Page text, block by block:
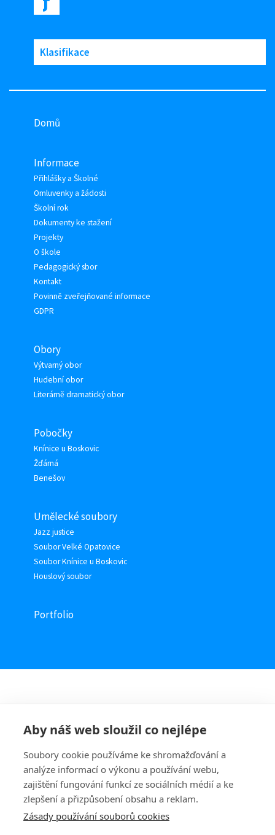
Klasifikace
Domů
Informace
Přihlášky a Školné
Omluvenky a žádosti
Školní rok
Dokumenty ke stažení
Projekty
O škole
Pedagogický sbor
Kontakt
Povinně zveřejňované informace
GDPR
Obory
Výtvarný obor
Hudební obor
Literárně dramatický obor
Pobočky
Knínice u Boskovic
Žďárná
Benešov
Umělecké soubory
Jazz justice
Soubor Velké Opatovice
Soubor Knínice u Boskovic
Houslový soubor
Portfolio
Aby náš web sloužil co nejlépe
Soubory cookie používáme ke shromažďování a
analýze informací o výkonu a používání webu,
zajištění fungování funkcí ze sociálních médií a ke
zlepšení a přizpůsobení obsahu a reklam.
Zásady používání souborů cookies